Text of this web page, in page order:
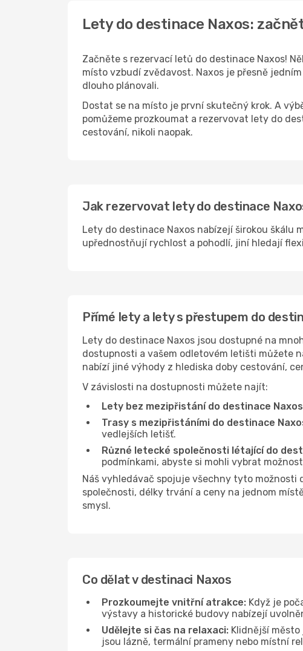
Lety do destinace Naxos:
Začněte s rezervací letů do destinace Naxos!
místo vzbudí zvědavost. Naxos je přesně
dlouho plánovali.
Dostat se na místo je první skutečný krok. A
pomůžeme prozkoumat a rezervovat lety do
cestování, nikoli naopak.
Jak rezervovat lety do destinace
Lety do destinace Naxos nabízejí širokou škálu
upřednostňují rychlost a pohodlí, jiní hledají
Přímé lety a lety s přestupem do
Lety do destinace Naxos jsou dostupné na
dostupnosti a vašem odletovém letišti můžete
nabízí jiné výhody z hlediska doby cestování,
V závislosti na dostupnosti můžete najít:
Lety bez mezipřistání do destinace
Trasy s mezipřistáními do destinace
vedlejších letišť.
Různé letecké společnosti létající do
podmínkami, abyste si mohli vybrat
Náš vyhledávač spojuje všechny tyto možnosti
společnosti, délky trvání a ceny na jednom
smysl.
Co dělat v destinaci Naxos
Prozkoumejte vnitřní atrakce: Když je
výstavy a historické budovy nabízejí
Udělejte si čas na relaxaci: Klidnější
jsou lázně, termální prameny nebo místní